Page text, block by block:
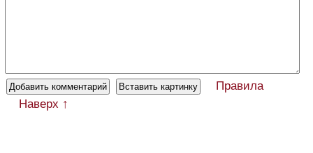
Правила
Наверх ↑